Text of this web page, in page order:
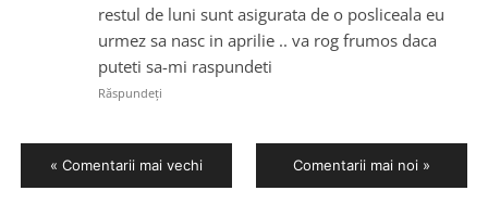
restul de luni sunt asigurata de o posliceala eu
urmez sa nasc in aprilie .. va rog frumos daca
puteti sa-mi raspundeti
Răspundeți
« Comentarii mai vechi Comentarii mai noi »